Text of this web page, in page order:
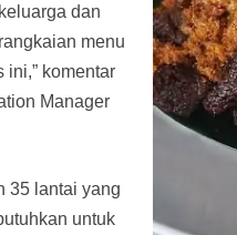
dan
menu
ini,” komentar
Manager
35 lantai yang
untuk